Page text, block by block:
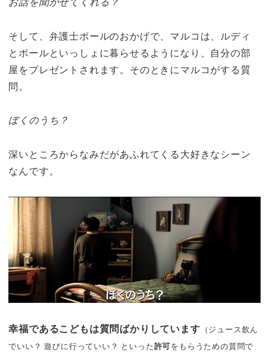
そして、弁護士ポールのおかげで、マルコは、ルディ
とポールといっしょに暮らせるようになり、自分の部
屋をプレゼントされます。そのときにマルコがする質
問。
ぼくのうち？
深いところからなみだがあふれてくる大好きなシーン
なんです。
幸福であるこどもは質問ばかりしています （ジュース飲ん
でいい？ 遊びに行っていい？ といった許可をもらうための質問で